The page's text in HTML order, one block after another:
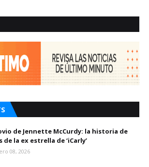
de Jennette McCurdy: la historia de
de la ex estrella de ‘iCarly’
08, 2026